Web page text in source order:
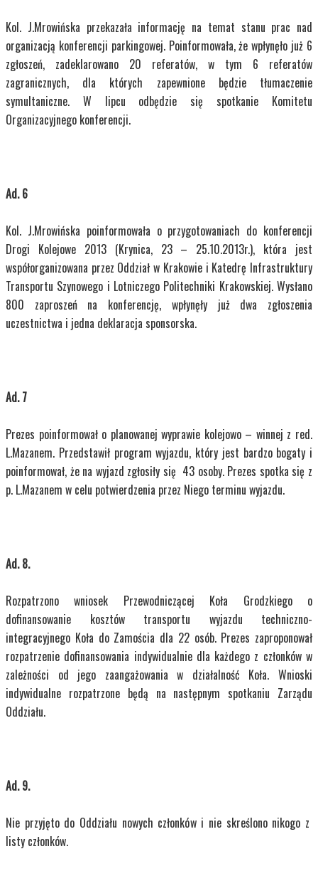
Kol. J.Mrowińska przekazała informację na temat stanu prac nad
organizacją konferencji parkingowej. Poinformowała, że wpłynęło już 6
zgłoszeń, zadeklarowano 20 referatów, w tym 6 referatów
zagranicznych, dla których zapewnione będzie tłumaczenie
symultaniczne. W lipcu odbędzie się spotkanie Komitetu
Organizacyjnego konferencji.
Ad. 6
Kol. J.Mrowińska poinformowała o przygotowaniach do konferencji
Drogi Kolejowe 2013 (Krynica, 23 – 25.10.2013r.), która jest
współorganizowana przez Oddział w Krakowie i Katedrę Infrastruktury
Transportu Szynowego i Lotniczego Politechniki Krakowskiej. Wysłano
800 zaproszeń na konferencję, wpłynęły już dwa zgłoszenia
uczestnictwa i jedna deklaracja sponsorska.
Ad. 7
Prezes poinformował o planowanej wyprawie kolejowo – winnej z red.
L.Mazanem. Przedstawił program wyjazdu, który jest bardzo bogaty i
poinformował, że na wyjazd zgłosiły się 43 osoby. Prezes spotka się z
p. L.Mazanem w celu potwierdzenia przez Niego terminu wyjazdu.
Ad. 8.
Rozpatrzono wniosek Przewodniczącej Koła Grodzkiego o
dofinansowanie kosztów transportu wyjazdu techniczno-
integracyjnego Koła do Zamościa dla 22 osób. Prezes zaproponował
rozpatrzenie dofinansowania indywidualnie dla każdego z członków w
zależności od jego zaangażowania w działalność Koła. Wnioski
indywidualne rozpatrzone będą na następnym spotkaniu Zarządu
Oddziału.
Ad. 9.
Nie przyjęto do Oddziału nowych członków i nie skreślono nikogo z
listy członków.